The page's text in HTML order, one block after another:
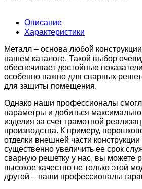
Описание
Характеристики
Металл – основа любой
нашем каталоге. Такой выбор
обеспечивает достойные
особенно важно для сварных
для защиты помещения.
Однако наши профессионалы
параметры и добиться
изделия за счет грамотной
производства. К примеру,
отделки внешней части конструкции
существенно увеличить ее срок
сварную решетку у нас, вы можете
высокое качество не только этой
другой – наши профессионалы